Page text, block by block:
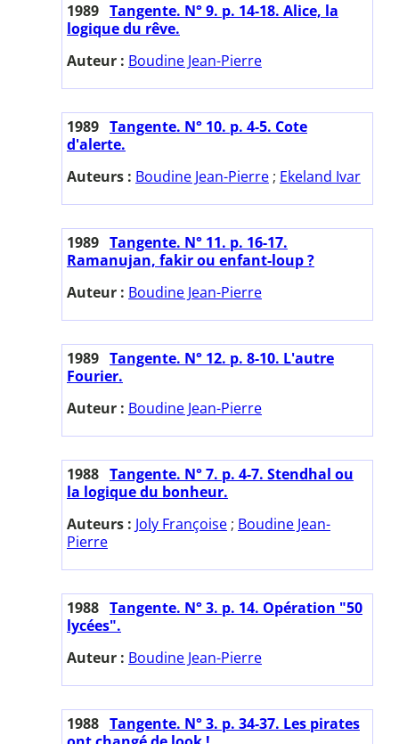
1989 Tangente. N° 9. p. 14-18. Alice, la
logique du rêve.
Auteur : Boudine Jean-Pierre
1989 Tangente. N° 10. p. 4-5. Cote
d'alerte.
Auteurs : Boudine Jean-Pierre ; Ekeland Ivar
1989 Tangente. N° 11. p. 16-17.
Ramanujan, fakir ou enfant-loup ?
Auteur : Boudine Jean-Pierre
1989 Tangente. N° 12. p. 8-10. L'autre
Fourier.
Auteur : Boudine Jean-Pierre
1988 Tangente. N° 7. p. 4-7. Stendhal ou
la logique du bonheur.
Auteurs : Joly Françoise ; Boudine Jean-
Pierre
1988 Tangente. N° 3. p. 14. Opération "50
lycées".
Auteur : Boudine Jean-Pierre
1988 Tangente. N° 3. p. 34-37. Les pirates